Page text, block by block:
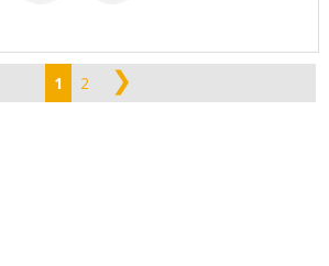
1 2 ❯